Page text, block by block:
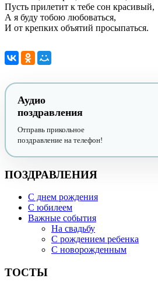
Пусть прилетит к тебе сон красивый,
А я буду тобою любоваться,
И от крепких объятий просыпаться.
Аудио
поздравления
Отправь прикольное
поздравление на телефон!
ПОЗДРАВЛЕНИЯ
С днем рождения
С юбилеем
Важные события
На свадьбу
С рождением ребенка
С новорожденным
ТОСТЫ